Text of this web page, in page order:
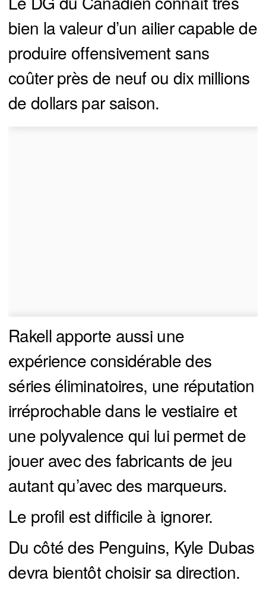
bien la valeur d’un ailier capable de
produire offensivement sans
coûter près de neuf ou dix millions
de dollars par saison.
Rakell apporte aussi une
expérience considérable des
séries éliminatoires, une réputation
irréprochable dans le vestiaire et
une polyvalence qui lui permet de
jouer avec des fabricants de jeu
autant qu’avec des marqueurs.
Le profil est difficile à ignorer.
Du côté des Penguins, Kyle Dubas
devra bientôt choisir sa direction.